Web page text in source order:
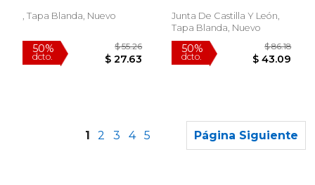
, Tapa Blanda, Nuevo
Junta De Castilla Y León,
Tapa Blanda, Nuevo
1 2 3 4 5 Página Siguiente